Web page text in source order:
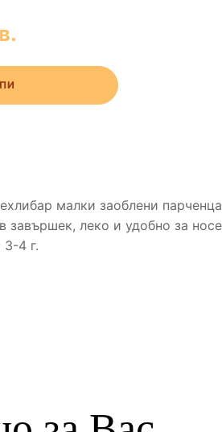
малки заоблени
завършек, леко и удобно за
4 г.